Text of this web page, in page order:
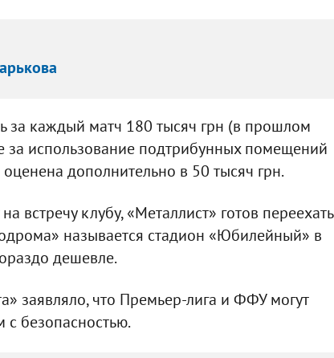
за каждый матч 180 тысяч грн (в прошлом
за использование подтрибунных помещений
дополнительно в 50 тысяч грн.
встречу клубу, «Металлист» готов переехать
называется стадион «Юбилейный» в
дешевле.
заявляло, что Премьер-лига и ФФУ могут
с безопасностью.